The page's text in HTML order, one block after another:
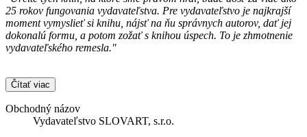
25 rokov fungovania vydavateľstva. Pre vydavateľstvo je najkrajší
moment vymyslieť si knihu, nájsť na ňu správnych autorov, dať jej
dokonalú formu, a potom zožať s knihou úspech. To je zhmotnenie
vydavateľského remesla."
Čítať viac
Obchodný názov
Vydavateľstvo SLOVART, s.r.o.